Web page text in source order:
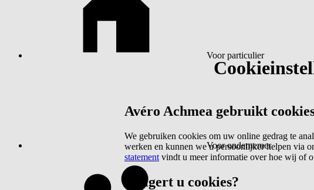
Voor particulier
Voor ondernemer
Avéro Achmea gebruikt
We gebruiken cookies om uw online gedrag te
werken en kunnen we u persoonlijker helpen via
statement vindt u meer informatie over hoe wij of
Weigert u cookies?